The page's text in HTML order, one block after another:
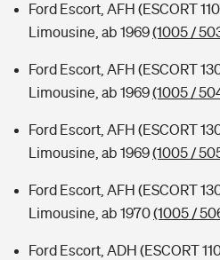
Ford Escort, AFH (ESCORT
Limousine, ab 1969(1005 /
Ford Escort, AFH (ESCORT
Limousine, ab 1969(1005 /
Ford Escort, AFH (ESCORT
Limousine, ab 1969(1005 /
Ford Escort, AFH (ESCORT
Limousine, ab 1970(1005 /
Ford Escort, ADH (ESCORT